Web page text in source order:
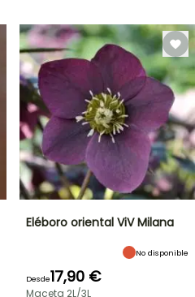
Eléboro oriental ViV Milana
No disponible
Desde17,90 €
Maceta 2L/3L